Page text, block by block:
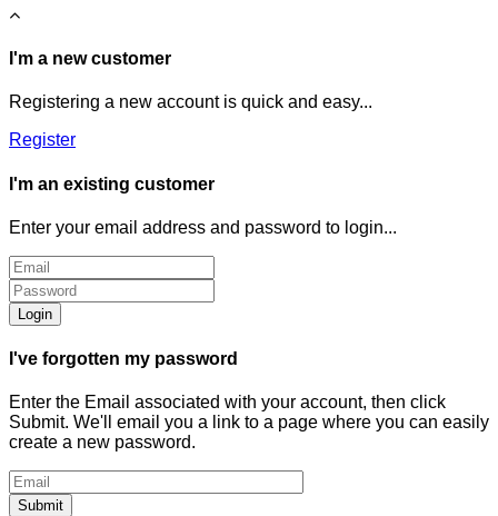
I'm a new customer
Registering a new account is quick and easy...
Register
I'm an existing customer
Enter your email address and password to login...
Login
I've forgotten my password
Enter the Email associated with your account, then click
Submit. We'll email you a link to a page where you can easily
create a new password.
Submit